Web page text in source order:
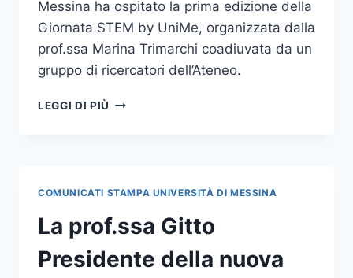
Messina ha ospitato la prima edizione della
Giornata STEM by UniMe, organizzata dalla
prof.ssa Marina Trimarchi coadiuvata da un
gruppo di ricercatori dell’Ateneo.
LEGGI DI PIÙ OLTRE
GIORNATA
STEM
UNIME
COMUNICATI STAMPA UNIVERSITÀ DI MESSINA
La prof.ssa Gitto
Presidente della nuova